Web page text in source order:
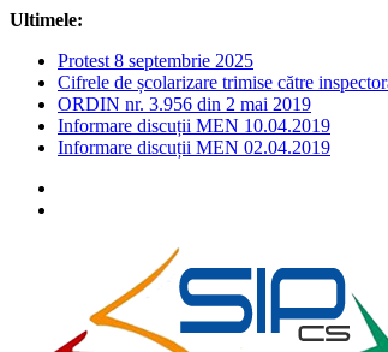
Sari
conținut
Ultimele:
Protest 8 septembrie 2025
Cifrele de școlarizare trimise către
ORDIN nr. 3.956 din 2 mai 2019
Informare discuții MEN 10.04.2019
Informare discuții MEN 02.04.2019